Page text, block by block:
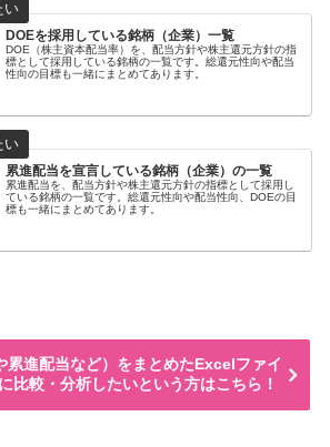
DOEを採用している銘柄（企業）一覧
DOE（株主資本配当率）を、配当方針や株主還元方針の指
標として採用している銘柄の一覧です。総還元性向や配当
性向の目標も一緒にまとめてあります。
累進配当を宣言している銘柄（企業）の一覧
累進配当を、配当方針や株主還元方針の指標として採用し
ている銘柄の一覧です。総還元性向や配当性向、DOEの目
標も一緒にまとめてあります。
累進配当など）をまとめたExcelファイ
比較・分析したいという方はこちら！